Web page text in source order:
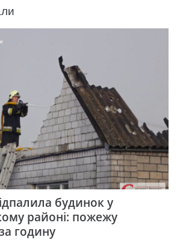
будинок у
районі: пожежу
годину